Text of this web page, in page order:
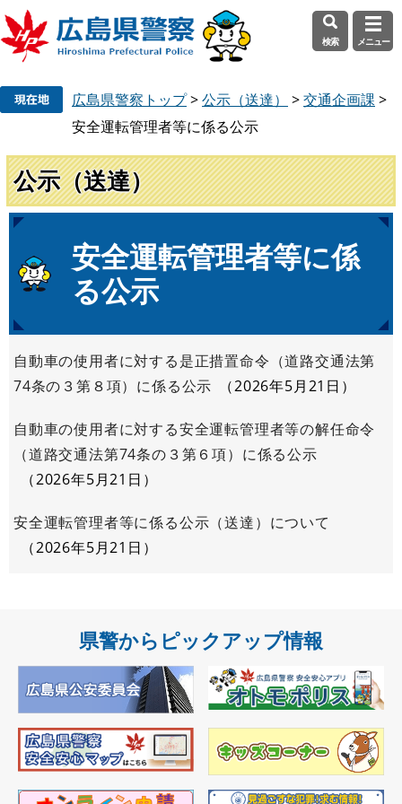
先
頭
で
す
を
飛
ば
し
へ
検索 メニュー
広島県警察トップ>公示（送達） >交通企画課>
安全運転管理者等に係る公示
公示（送達）
文
安全運転管理者等に係
る公示
自動車の使用者に対する是正措置命令（道路交通法第
74条の３第８項）に係る公示
2026年5月21日
自動車の使用者に対する安全運転管理者等の解任命令
（道路交通法第74条の３第６項）に係る公示
2026年5月21日
安全運転管理者等に係る公示（送達）について
2026年5月21日
県警からピックアップ情報